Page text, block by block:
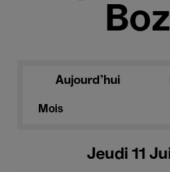
Aujourd'hui
Mois
Jeudi 11